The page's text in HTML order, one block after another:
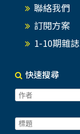
聯絡我們
訂閱方案
1-10期雜誌
快速搜尋